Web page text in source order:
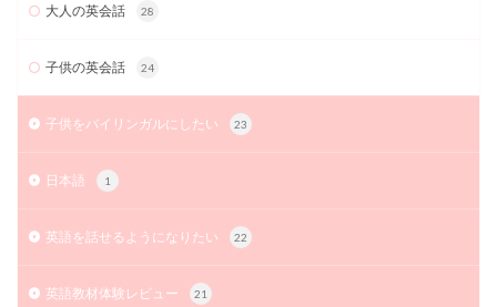
大人の英会話 28
子供の英会話 24
子供をバイリンガルにしたい 23
日本語 1
英語を話せるようになりたい 22
英語教材体験レビュー 21